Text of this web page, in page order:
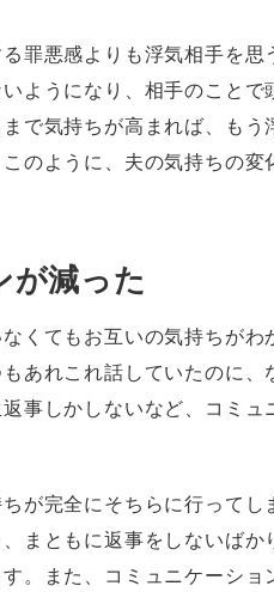
罪悪感よりも浮気相手を
ようになり、相手のこと
で気持ちが高まれば、もう
のように、夫の気持ちの
が減った
くてもお互いの気持ちが
あれこれ話していたのに
事しかしないなど、コミ
が完全にそちらに行って
まともに返事をしないば
。また、コミュニケーシ